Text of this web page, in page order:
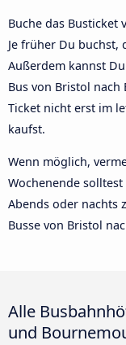
Buche das Busticket
Je früher Du buchst,
Außerdem kannst
Bus von Bristol
Ticket nicht erst im
kaufst.
Wenn möglich,
Wochenende
Abends oder nachts
Busse von Bristol
Alle
und